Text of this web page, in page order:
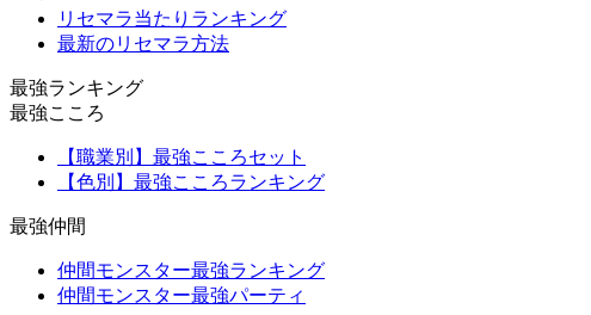
リセマラ当たりランキング
最新のリセマラ方法
最強ランキング
最強こころ
【職業別】最強こころセット
【色別】最強こころランキング
最強仲間
仲間モンスター最強ランキング
仲間モンスター最強パーティ